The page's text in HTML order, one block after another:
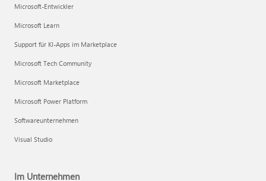
Microsoft-Entwickler
Microsoft Learn
Support für KI-Apps im Marketplace
Microsoft Tech Community
Microsoft Marketplace
Microsoft Power Platform
Softwareunternehmen
Visual Studio
Im Unternehmen